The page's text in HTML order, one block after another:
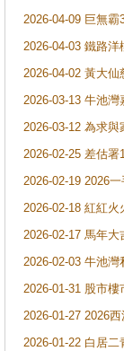
2026-04-09 巨無
2026-04-03 鐵路
2026-04-02 黃大
2026-03-13 牛池
2026-03-12 為求
2026-02-25 差估
2026-02-19 2026
2026-02-18 紅紅
2026-02-17 馬年
2026-02-03 牛池
2026-01-31 股市
2026-01-27 2026
2026-01-22 白居